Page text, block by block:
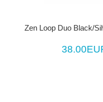
Zen Loop Duo Black/